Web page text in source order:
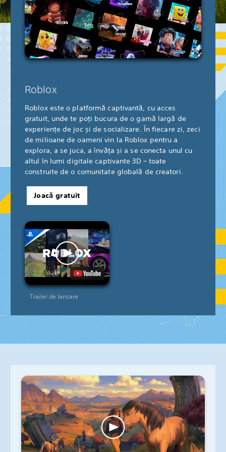
Roblox
Roblox este o platformă captivantă, cu acces
gratuit, unde te poți bucura de o gamă largă de
experiențe de joc și de socializare. În fiecare zi, zeci
de milioane de oameni vin la Roblox pentru a
explora, a se juca, a învăța și a se conecta unul cu
altul în lumi digitale captivante 3D – toate
construite de o comunitate globală de creatori.
Joacă gratuit
Trailer de lansare